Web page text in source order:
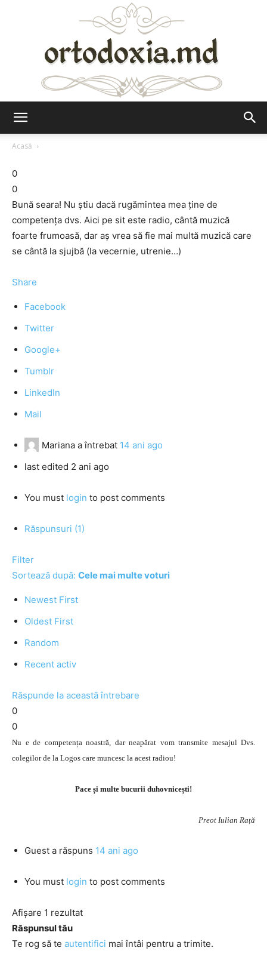
Acasă
0
0
Bună seara! Nu ştiu dacă rugămintea mea ţine de
competenţa dvs. Aici pe sit este radio, cântă muzică
foarte frumoasă, dar aş vrea să fie mai multă muzică care
se cântă la sjujbă (la vecernie, utrenie…)
Share
Facebook
Twitter
Google+
Tumblr
LinkedIn
Mail
Mariana a întrebat 14 ani ago
last edited 2 ani ago
You must login to post comments
Răspunsuri (1)
Filter
Sortează după: Cele mai multe voturi
Newest First
Oldest First
Random
Recent activ
Răspunde la această întrebare
0
0
Nu e de competența noastră, dar neapărat vom transmite mesajul Dvs.
colegilor de la Logos care muncesc la acest radiou!
Pace și multe bucurii duhovnicești!
Preot Iulian Rață
Guest a răspuns 14 ani ago
You must login to post comments
Afișare 1 rezultat
Răspunsul tău
Te rog să te autentifici mai întâi pentru a trimite.